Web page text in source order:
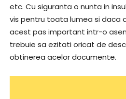
etc. Cu siguranta o nunta in
vis pentru toata lumea si daca
acest pas important intr-o
trebuie sa ezitati oricat de
obtinerea acelor documente.